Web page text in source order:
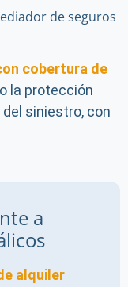
de seguros
cobertura de
la protección
siniestro, con
a
alquiler